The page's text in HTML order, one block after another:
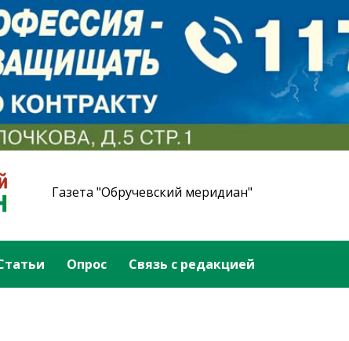
Газета "Обручевский меридиан"
Опрос Связь с редакцией